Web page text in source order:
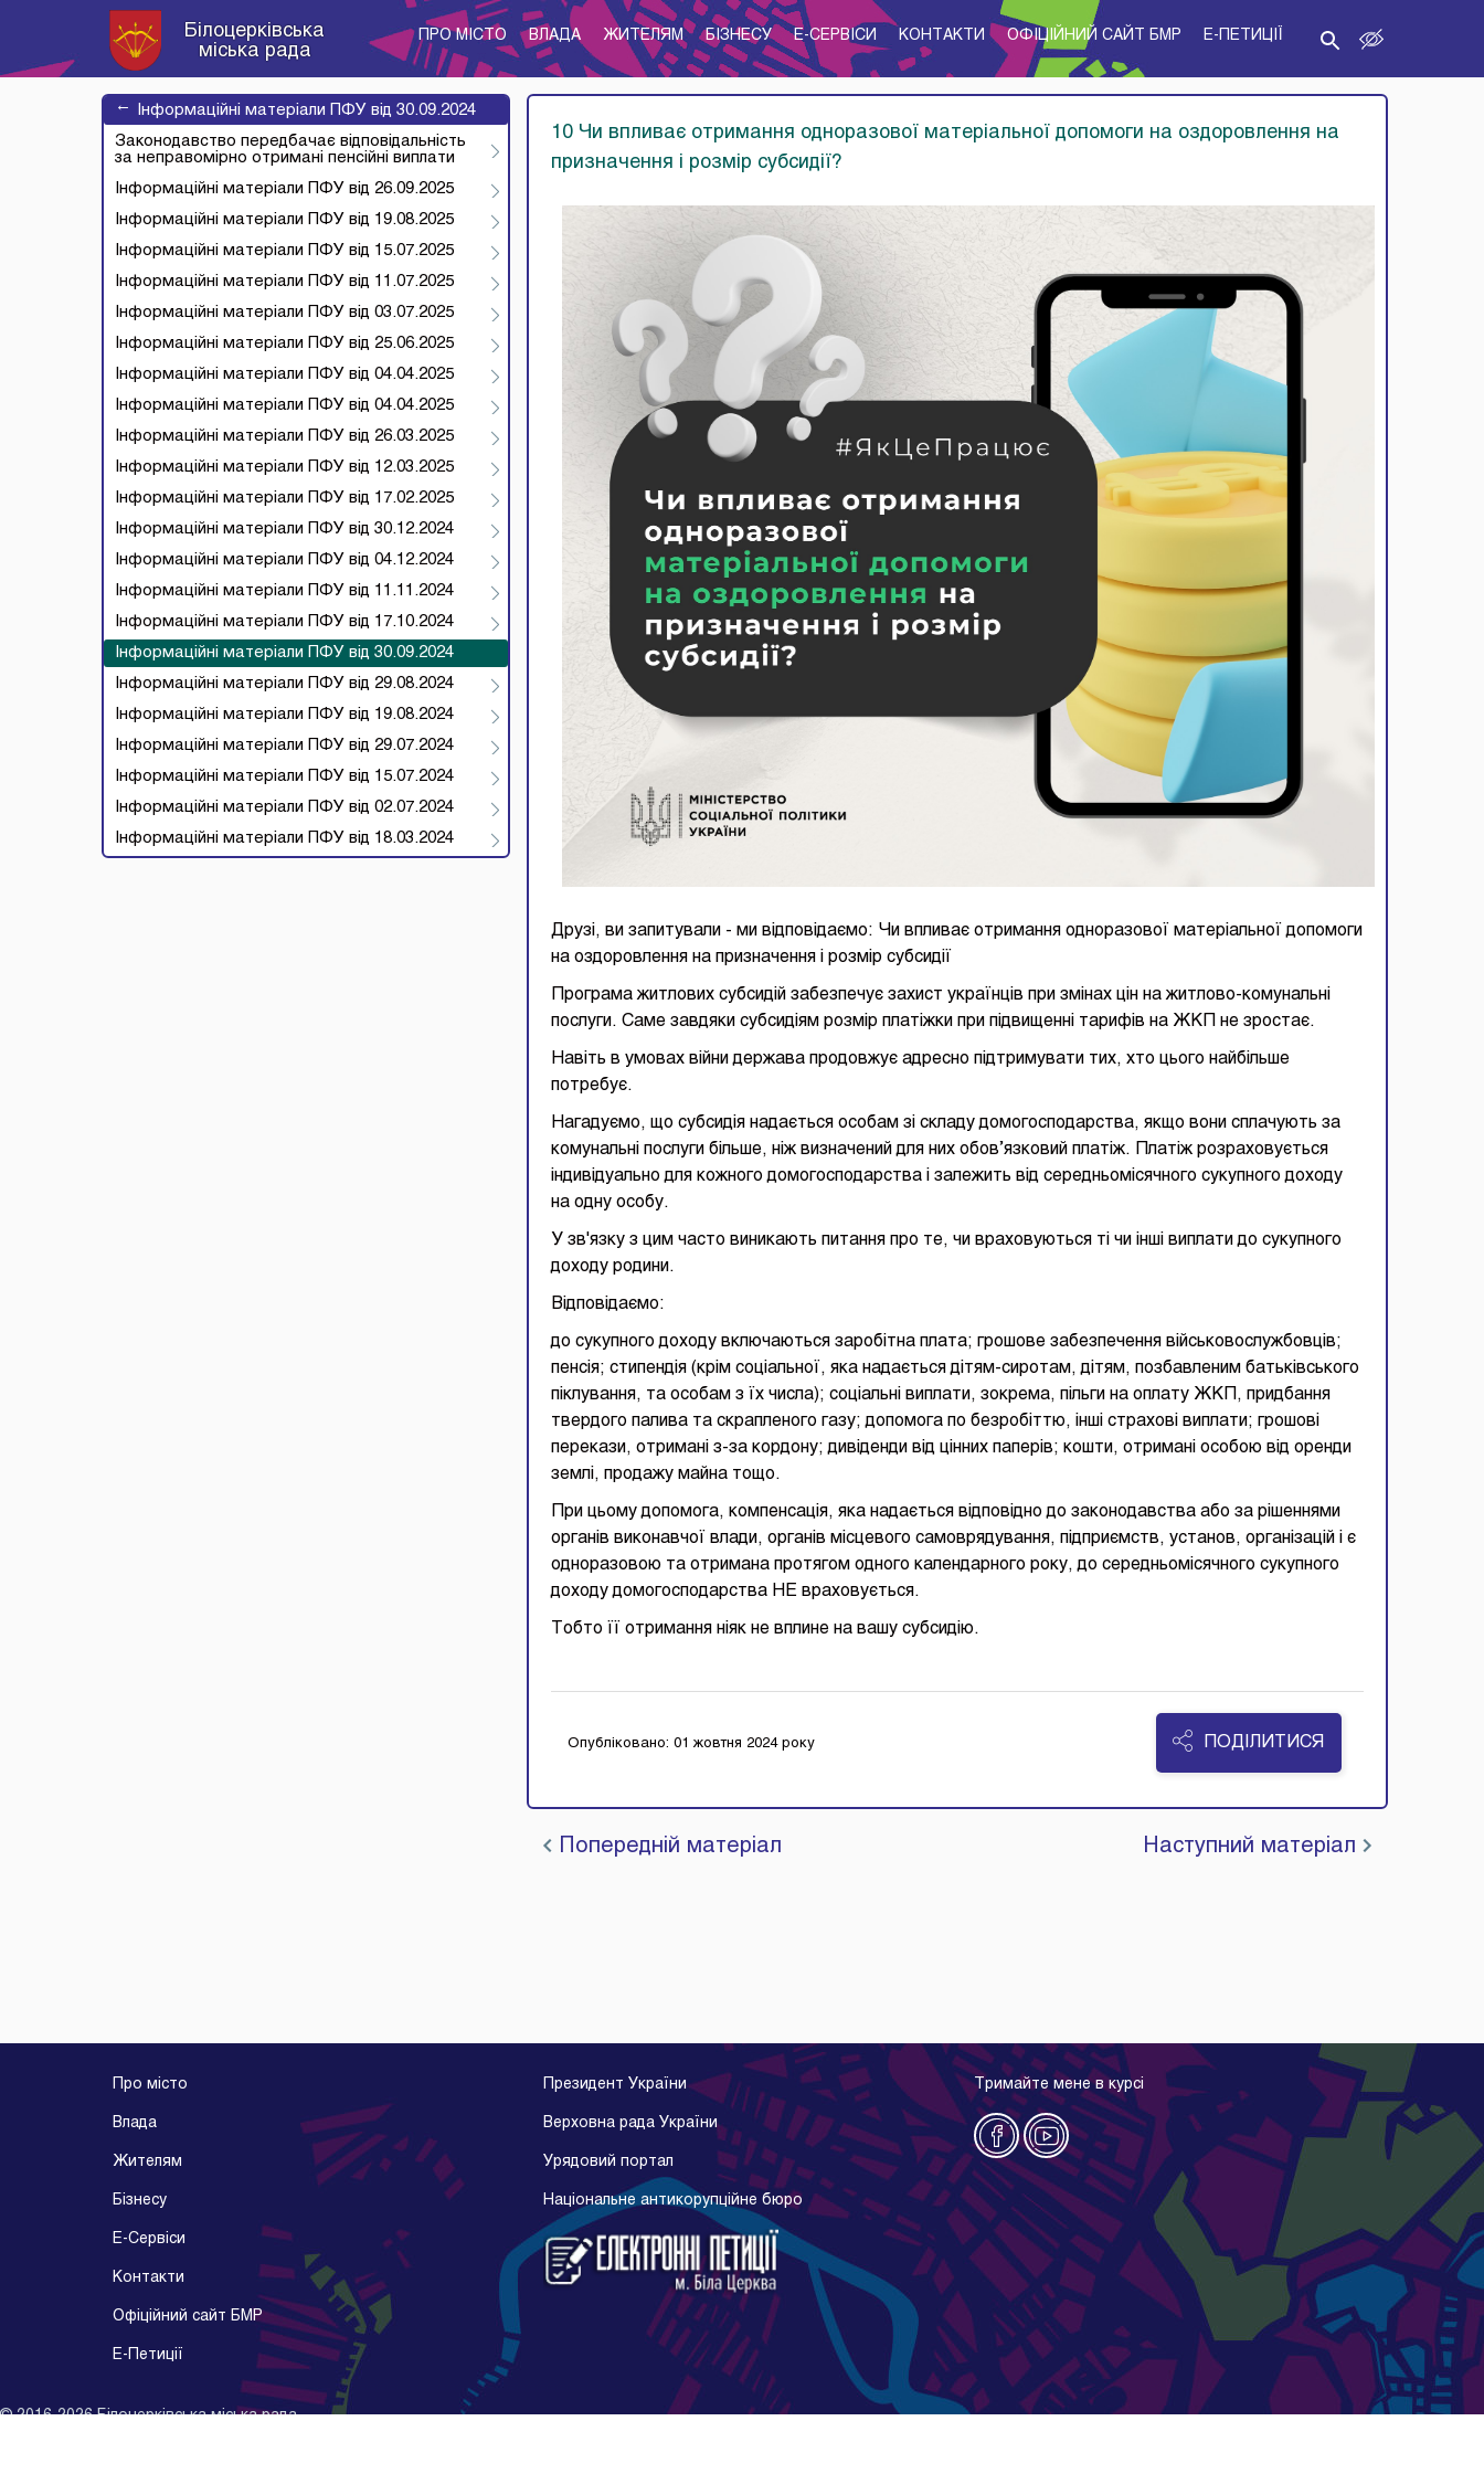
Білоцерківська
міська рада
ПРО МІСТО ВЛАДА ЖИТЕЛЯМ БІЗНЕСУ E-CЕРВІСИ КОНТАКТИ ОФІЦІЙНИЙ САЙТ БМР E-ПЕТИЦІЇ
→
Інформаційні матеріали ПФУ від 30.09.2024
Законодавство передбачає відповідальність
за неправомірно отримані пенсійні виплати
Інформаційні матеріали ПФУ від 26.09.2025
Інформаційні матеріали ПФУ від 19.08.2025
Інформаційні матеріали ПФУ від 15.07.2025
Інформаційні матеріали ПФУ від 11.07.2025
Інформаційні матеріали ПФУ від 03.07.2025
Інформаційні матеріали ПФУ від 25.06.2025
Інформаційні матеріали ПФУ від 04.04.2025
Інформаційні матеріали ПФУ від 04.04.2025
Інформаційні матеріали ПФУ від 26.03.2025
Інформаційні матеріали ПФУ від 12.03.2025
Інформаційні матеріали ПФУ від 17.02.2025
Інформаційні матеріали ПФУ від 30.12.2024
Інформаційні матеріали ПФУ від 04.12.2024
Інформаційні матеріали ПФУ від 11.11.2024
Інформаційні матеріали ПФУ від 17.10.2024
Інформаційні матеріали ПФУ від 30.09.2024
Інформаційні матеріали ПФУ від 29.08.2024
Інформаційні матеріали ПФУ від 19.08.2024
Інформаційні матеріали ПФУ від 29.07.2024
Інформаційні матеріали ПФУ від 15.07.2024
Інформаційні матеріали ПФУ від 02.07.2024
Інформаційні матеріали ПФУ від 18.03.2024
10 Чи впливає отримання одноразової матеріальної допомоги на оздоровлення на
призначення і розмір субсидії?
Друзі, ви запитували - ми відповідаємо: Чи впливає отримання одноразової матеріальної допомоги
на оздоровлення на призначення і розмір субсидії
Програма житлових субсидій забезпечує захист українців при змінах цін на житлово-комунальні
послуги. Саме завдяки субсидіям розмір платіжки при підвищенні тарифів на ЖКП не зростає.
Навіть в умовах війни держава продовжує адресно підтримувати тих, хто цього найбільше
потребує.
Нагадуємо, що субсидія надається особам зі складу домогосподарства, якщо вони сплачують за
комунальні послуги більше, ніж визначений для них обов’язковий платіж. Платіж розраховується
індивідуально для кожного домогосподарства і залежить від середньомісячного сукупного доходу
на одну особу.
У зв'язку з цим часто виникають питання про те, чи враховуються ті чи інші виплати до сукупного
доходу родини.
Відповідаємо:
до сукупного доходу включаються заробітна плата; грошове забезпечення військовослужбовців;
пенсія; стипендія (крім соціальної, яка надається дітям-сиротам, дітям, позбавленим батьківського
піклування, та особам з їх числа); соціальні виплати, зокрема, пільги на оплату ЖКП, придбання
твердого палива та скрапленого газу; допомога по безробіттю, інші страхові виплати; грошові
перекази, отримані з-за кордону; дивіденди від цінних паперів; кошти, отримані особою від оренди
землі, продажу майна тощо.
При цьому допомога, компенсація, яка надається відповідно до законодавства або за рішеннями
органів виконавчої влади, органів місцевого самоврядування, підприємств, установ, організацій і є
одноразовою та отримана протягом одного календарного року, до середньомісячного сукупного
доходу домогосподарства НЕ враховується.
Тобто її отримання ніяк не вплине на вашу субсидію.
Опубліковано: 01 жовтня 2024 року ПОДІЛИТИСЯ
Попередній матеріал Наступний матеріал
Про місто
Влада
Жителям
Бізнесу
E-Cервіси
Контакти
Офіційний сайт БМР
E-Петиції
Президент України
Верховна рада України
Урядовий портал
Національне антикорупційне бюро
Тримайте мене в курсі
©2016-2026Білоцерківська міська рада